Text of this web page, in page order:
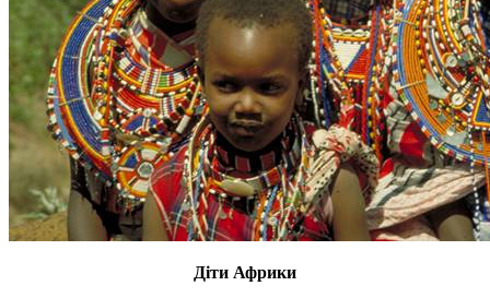
Діти Африки